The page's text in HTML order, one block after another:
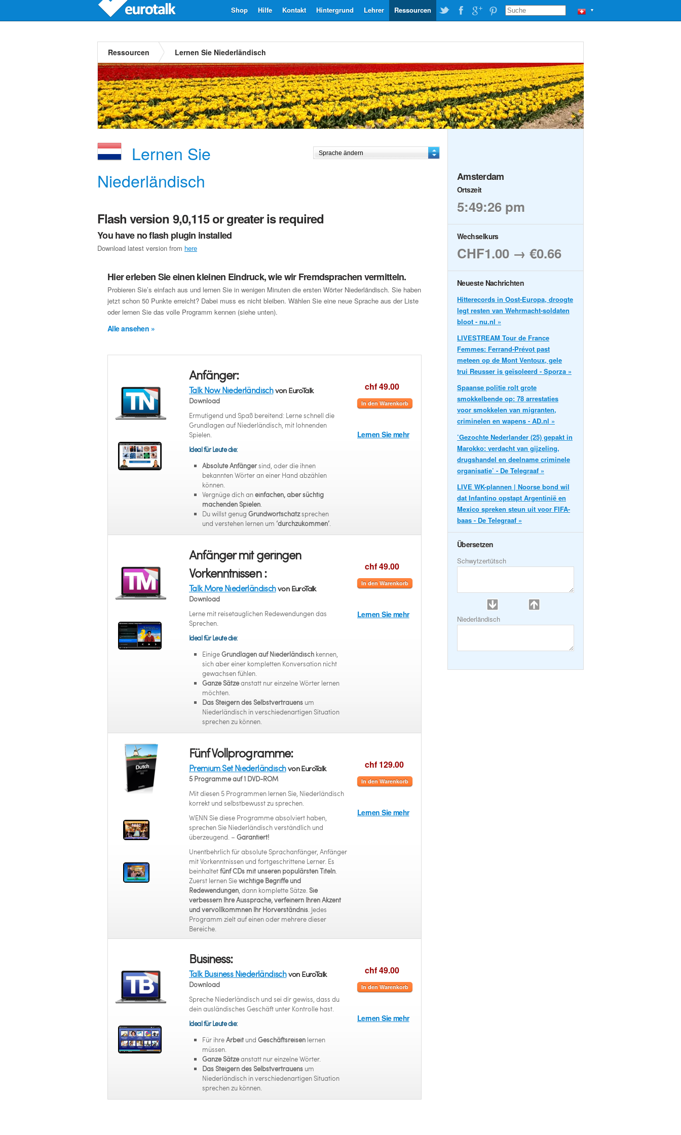
▼
Ressourcen
Lehrer
Hintergrund
Kontakt
Hilfe
Shop
Ressourcen Lernen Sie Niederländisch
Lernen Sie
Niederländisch
Flash version 9,0,115 or greater is required
You have no flash plugin installed
Download latest version from here
Hier erleben Sie einen kleinen Eindruck, wie wir Fremdsprachen vermitteln.
Probieren Sie’s einfach aus und lernen Sie in wenigen Minuten die ersten Wörter Niederländisch. Sie haben
jetzt schon 50 Punkte erreicht? Dabei muss es nicht bleiben. Wählen Sie eine neue Sprache aus der Liste
oder lernen Sie das volle Programm kennen (siehe unten).
Alle ansehen »
Anfänger:
Talk Now Niederländischvon EuroTalk
Download
Ermutigend und Spaß bereitend: Lerne schnell die
Grundlagen auf Niederländisch, mit lohnenden
Spielen.
Ideal für Leute die:
Absolute Anfängersind, oder die ihnen
bekannten Wörter an einer Hand abzählen
können.
Vergnüge dich aneinfachen, aber süchtig
machenden Spielen.
Du willst genug Grundwortschatzsprechen
und verstehen lernen um ‘durchzukommen’.
chf 49.00
In den Warenkorb
Lernen Sie mehr
Anfänger mit geringen
Vorkenntnissen :
Talk More Niederländischvon EuroTalk
Download
Lerne mit reisetauglichen Redewendungen das
Sprechen.
Ideal für Leute die:
EinigeGrundlagen auf Niederländisch kennen,
sich aber einer kompletten Konversation nicht
gewachsen fühlen.
Ganze Sätzeanstatt nur einzelne Wörter lernen
möchten.
Das Steigern des Selbstvertrauens um
Niederländisch in verschiedenartigen Situation
sprechen zu können.
chf 49.00
In den Warenkorb
Lernen Sie mehr
Fünf Vollprogramme:
Premium Set Niederländischvon EuroTalk
5 Programme auf 1 DVD-ROM
Mit diesen 5 Programmen lernen Sie, Niederländisch
korrekt und selbstbewusst zu sprechen.
WENN Sie diese Programme absolviert haben,
sprechen Sie Niederländisch verständlich und
überzeugend. – Garantiert!
Unentbehrlich für absolute Sprachanfänger, Anfänger
mit Vorkenntnissen und fortgeschrittene Lerner. Es
beinhaltetfünf CDs mit unseren populärsten Titeln.
Zuerst lernen Siewichtige Begriffe und
Redewendungen, dann komplette Sätze.Sie
verbessern Ihre Aussprache, verfeinern Ihren Akzent
und vervollkommnen Ihr Hörverständnis. Jedes
Programm zielt auf einen oder mehrere dieser
Bereiche.
chf 129.00
In den Warenkorb
Lernen Sie mehr
Business:
Talk Business Niederländischvon EuroTalk
Download
Spreche Niederländisch und sei dir gewiss, dass du
dein ausländisches Geschäft unter Kontrolle hast.
Ideal für Leute die:
Für ihreArbeit und Geschäftsreisen lernen
müssen.
Ganze Sätzeanstatt nur einzelne Wörter.
Das Steigern des Selbstvertrauens um
Niederländisch in verschiedenartigen Situation
sprechen zu können.
chf 49.00
In den Warenkorb
Lernen Sie mehr
Amsterdam
Ortszeit
5:49:27 pm
Wechselkurs
CHF1.00 → €0.66
Neueste Nachrichten
Hitterecords in Oost-Europa, droogte
legt resten van Wehrmacht-soldaten
bloot - nu.nl »
LIVESTREAM Tour de France
Femmes: Ferrand-Prévot past
meteen op de Mont Ventoux, gele
trui Reusser is geïsoleerd - Sporza »
Spaanse politie rolt grote
smokkelbende op: 78 arrestaties
voor smokkelen van migranten,
criminelen en wapens - AD.nl »
’Gezochte Nederlander (25) gepakt in
Marokko: verdacht van gijzeling,
drugshandel en deelname criminele
organisatie’ - De Telegraaf »
LIVE WK-plannen | Noorse bond wil
dat Infantino opstapt Argentinië en
Mexico spreken steun uit voor FIFA-
baas - De Telegraaf »
Übersetzen
Schwytzertütsch
Niederländisch